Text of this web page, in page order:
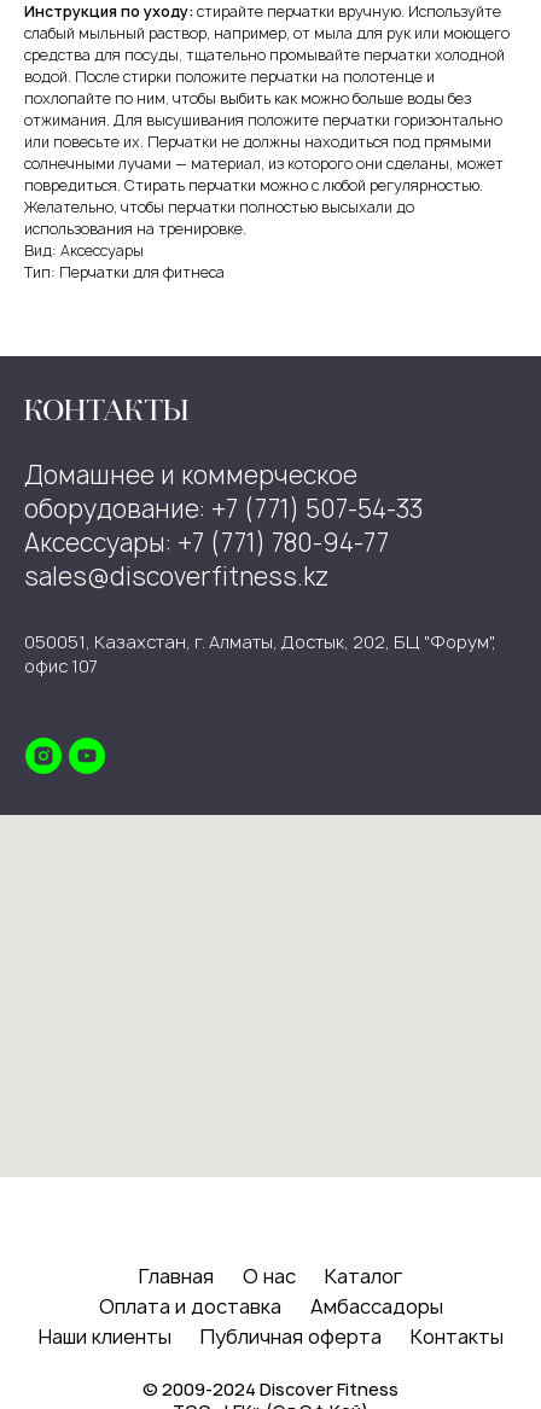
Инструкция по уходу:стирайте перчатки вручную. Используйте
слабый мыльный раствор, например, от мыла для рук или моющего
средства для посуды, тщательно промывайте перчатки холодной
водой. После стирки положите перчатки на полотенце и
похлопайте по ним, чтобы выбить как можно больше воды без
отжимания. Для высушивания положите перчатки горизонтально
или повесьте их. Перчатки не должны находиться под прямыми
солнечными лучами — материал, из которого они сделаны, может
повредиться. Стирать перчатки можно с любой регулярностью.
Желательно, чтобы перчатки полностью высыхали до
использования на тренировке.
Вид: Аксессуары
Тип: Перчатки для фитнеса
КОНТАКТЫ
Домашнее и коммерческое
оборудование: +7 (771) 507-54-33
Аксессуары: +7 (771) 780-94-77
sales@discoverfitness.kz
050051, Казахстан, г. Алматы, Достык, 202, БЦ "Форум",
офис 107
Главная О нас
Каталог
Оплата и доставка
Амбассадоры
Наши клиенты
Публичная оферта Контакты
© 2009-2024 Discover Fitness